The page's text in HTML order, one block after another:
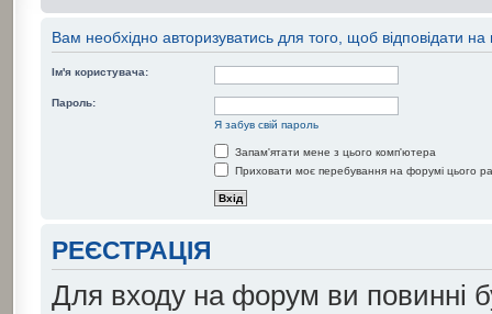
Вам необхідно авторизуватись для того, щоб відповідати
Ім'я користувача:
Пароль:
Я забув свій пароль
Запам'ятати мене з цього комп'ютера
Приховати моє перебування на форумі цього
РЕЄСТРАЦІЯ
Для входу на форум ви повинні